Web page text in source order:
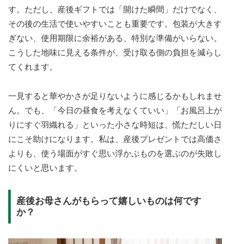
す。ただし、産後ギフトでは「開けた瞬間」だけでなく、
その後の生活で使いやすいことも重要です。包装が大きす
ぎない、使用期限に余裕がある、特別な準備がいらない。
こうした地味に見える条件が、受け取る側の負担を減らし
てくれます。
一見すると華やかさが足りないように感じるかもしれませ
ん。でも、「今日の昼食を考えなくていい」「お風呂上が
りにすぐ羽織れる」といった小さな時短は、慌ただしい日
にこそ助けになります。私は、産後プレゼントでは高価さ
よりも、使う場面がすぐ思い浮かぶものを選ぶのが失敗し
にくいと思います。
産後お母さんがもらって嬉しいものは何です
か？